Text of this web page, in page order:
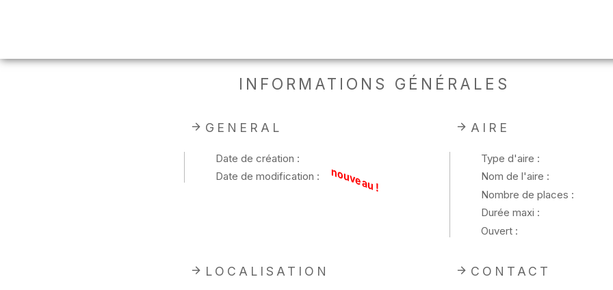
INFORMATIONS GÉNÉRALES
GENERAL
Date de création :
Date de modification :
nouveau !
AIRE
Type d'aire :
Nom de l'aire :
Nombre de places :
Durée maxi :
Ouvert :
LOCALISATION CONTACT